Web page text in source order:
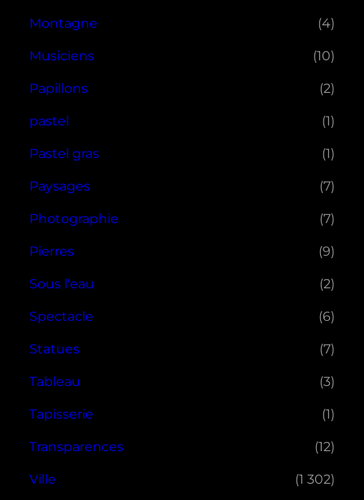
Montagne (4)
Musiciens (10)
Papillons (2)
pastel (1)
Pastel gras (1)
Paysages (7)
Photographie (7)
Pierres (9)
Sous l'eau (2)
Spectacle (6)
Statues (7)
Tableau (3)
Tapisserie (1)
Transparences (12)
Ville (1 302)